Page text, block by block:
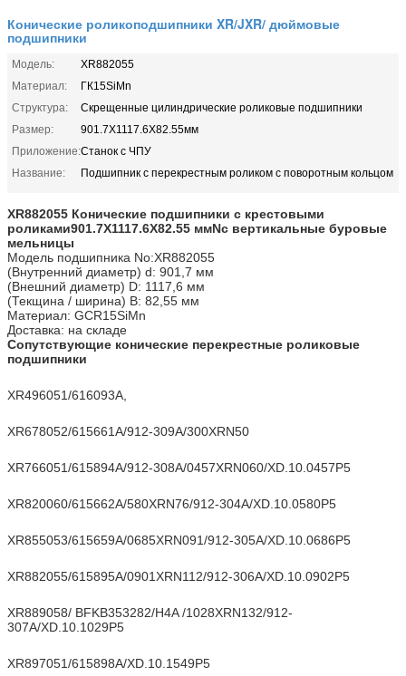
Конические роликоподшипники XR/JXR/ дюймовые
подшипники
Модель:
XR882055
Материал:
ГК15SiMn
Структура:
Скрещенные цилиндрические роликовые подшипники
Размер:
901.7X1117.6X82.55мм
Приложение:Станок с ЧПУ
Название:
Подшипник с перекрестным роликом с поворотным кольцом
XR882055 Конические подшипники с крестовыми
роликами901.7X1117.6X82.55 ммNc вертикальные буровые
мельницы
Модель подшипника No:XR882055
(Внутренний диаметр) d: 901,7 мм
(Внешний диаметр) D: 1117,6 мм
(Текщина / ширина) B: 82,55 мм
Материал: GCR15SiMn
Доставка: на складе
Сопутствующие конические перекрестные роликовые
подшипники
XR496051/616093A,
XR678052/615661A/912-309A/300XRN50
XR766051/615894A/912-308A/0457XRN060/XD.10.0457P5
XR820060/615662A/580XRN76/912-304A/XD.10.0580P5
XR855053/615659A/0685XRN091/912-305A/XD.10.0686P5
XR882055/615895A/0901XRN112/912-306A/XD.10.0902P5
XR889058/ BFKB353282/H4A /1028XRN132/912-
307A/XD.10.1029P5
XR897051/615898A/XD.10.1549P5